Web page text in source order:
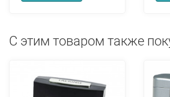
С этим товаром также